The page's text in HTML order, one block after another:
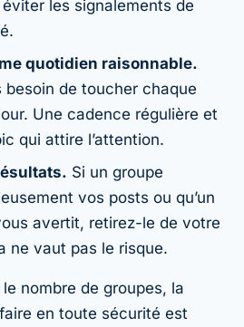
les signalements de
quotidien raisonnable.
besoin de toucher chaque
Une cadence régulière et
qui attire l’attention.
Si un groupe
vos posts ou qu’un
avertit, retirez-le de votre
ne vaut pas le risque.
nombre de groupes, la
en toute sécurité est